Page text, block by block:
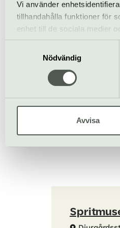
Vi använder
tillhandahålla funktioner för
enhet till de sociala medier
informationen med annan
Nödvändig
Avvisa
Restaurang
Bar